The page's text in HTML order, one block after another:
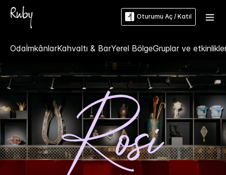
Oturumu Aç / Katıl
OdaİmkânlarKahvaltı & BarYerel BölgeGruplar ve